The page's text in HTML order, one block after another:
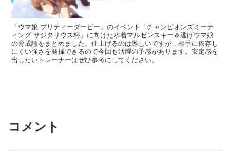
「ウマ娘 プリティーダービー」のイベント「チャンピオンズミーテ
ィング サジタリウス杯」に向けた水着マルゼンスキー＆逃げウマ娘
の育成論をまとめました。仕上げるのは難しいですが，相手に依存し
にくい強さを発揮できるので今回も活躍の予感があります。安定感を
出したいトレーナーはぜひ参考にしてください。
コメント